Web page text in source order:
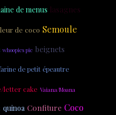
de menus lasagnes
de coco Semoule
whoopies pie beignets
de petit épeautre
letter cake Vaiana/Moana
quinoa Confiture Coco